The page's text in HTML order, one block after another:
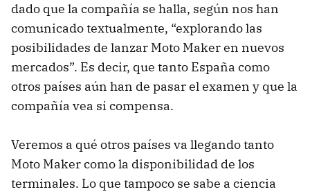
dado que la compañía se halla, según nos han
comunicado textualmente, “explorando las
posibilidades de lanzar Moto Maker en nuevos
mercados”. Es decir, que tanto España como
otros países aún han de pasar el examen y que la
compañía vea si compensa.
Veremos a qué otros países va llegando tanto
Moto Maker como la disponibilidad de los
terminales. Lo que tampoco se sabe a ciencia